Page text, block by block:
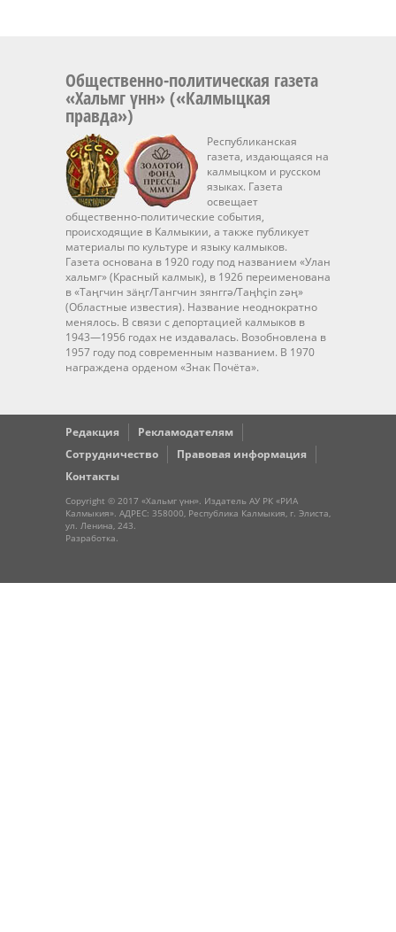
Общественно-политическая газета
«Хальмг үнн» («Калмыцкая
правда»)
Республиканская
газета, издающаяся на
калмыцком и русском
языках. Газета
освещает
общественно-политические события,
происходящие в Калмыкии, а также публикует
материалы по культуре и языку калмыков.
Газета основана в 1920 году под названием «Улан
хальмг» (Красный калмык), в 1926 переименована
в «Таңгчин зäңг/Тангчин зянггә/Taңhçin zәң»
(Областные известия). Название неоднократно
менялось. В связи с депортацией калмыков в
1943—1956 годах не издавалась. Возобновлена в
1957 году под современным названием. В 1970
награждена орденом «Знак Почёта».
Редакция
Рекламодателям
Сотрудничество
Правовая информация
Контакты
Copyright © 2017 «Хальмг үнн». Издатель АУ РК «РИА
Калмыкия». АДРЕС: 358000, Республика Калмыкия, г. Элиста,
ул. Ленина, 243.
Разработка.